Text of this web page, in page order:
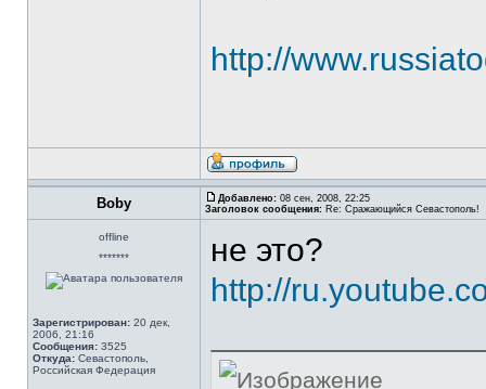
http://
Boby Добавлено: 08 сен, 2008, 22:25
Заголовок сообщения: Re: Сражающийся Севастополь!
offline
*******
Зарегистрирован: 20 дек,
2006, 21:16
Сообщения: 3525
Откуда: Севастополь,
Российская Федерация
не это?
http://